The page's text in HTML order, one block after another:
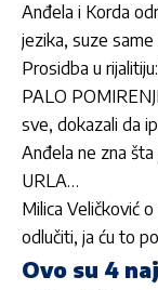
Anđela i Korda
jezika, suze same
Prosidba u
PALO
sve, dokazali da
Anđela ne zna
URLA…
Milica Veličković
odlučiti, ja ću to
Ovo su 4